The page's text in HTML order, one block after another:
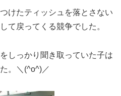
けたティッシュを落とさない
て戻ってくる競争でした。
しっかり聞き取っていた子は
。＼(^o^)／